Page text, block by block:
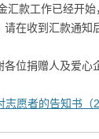
汇款工作已经开
在收到汇款通知
位捐赠人及爱心
愿者的告知书（